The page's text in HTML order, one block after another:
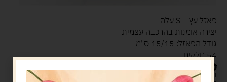
פאזל עץ – S עלה
יצירה אומנות בהרכבה עצמית
גודל הפאזל: 15/15 ס"מ
54 חלקים
69.90ש"ח
המלאי אזל